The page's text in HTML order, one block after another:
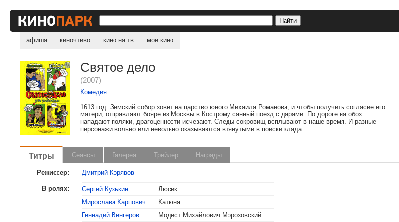
афиша киночтиво кино на тв мое кино
Святое дело
(2007)
Комедия
1613 год. Земский собор зовет на царство юного Михаила Романова, и чтобы получить согласие его
матери, отправляют бояре из Москвы в Кострому санный поезд с дарами. По дороге на обоз
нападают поляки, драгоценности исчезают. Следы сокровищ всплывают в наше время. И разные
персонажи вольно или невольно оказываются втянутыми в поиски клада...
Титры Сеансы Галерея Трейлер Награды
Режиссер: Дмитрий Корявов
В ролях: Сергей Кузькин
Люсик
Мирослава Карпович
Катюня
Геннадий Венгеров
Модест Михайлович Морозовский